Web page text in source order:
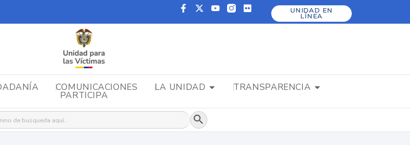
UNIDAD EN
LÍNEA
COMUNICACIONES LA UNIDAD TRANSPARENCIA
PARTICIPA
Botón de búsqueda